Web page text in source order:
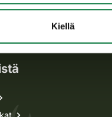
Kiellä